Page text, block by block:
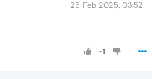
25 Feb 2025, 03:52
-1